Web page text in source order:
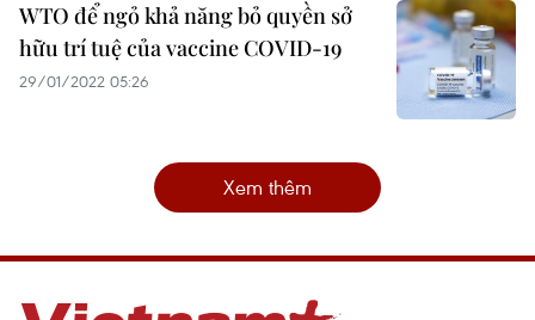
WTO để ngỏ khả năng bỏ quyền sở
hữu trí tuệ của vaccine COVID-19
29/01/2022 05:26
Xem thêm